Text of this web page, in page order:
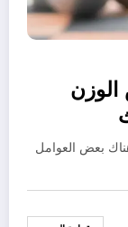
الوزن
بعض العوامل